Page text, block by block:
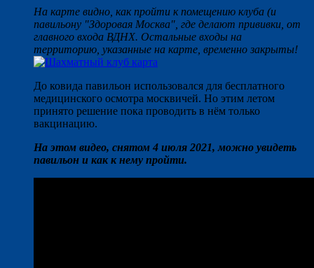
На карте видно, как пройти к помещению клуба (и
павильону "Здоровая Москва", где делают прививки, от
главного входа ВДНХ. Остальные входы на
территорию, указанные на карте, временно закрыты!
До ковида павильон использовался для бесплатного
медицинского осмотра москвичей. Но этим летом
принято решение пока проводить в нём только
вакцинацию.
На этом видео, снятом 4 июля 2021, можно увидеть
павильон и как к нему пройти.